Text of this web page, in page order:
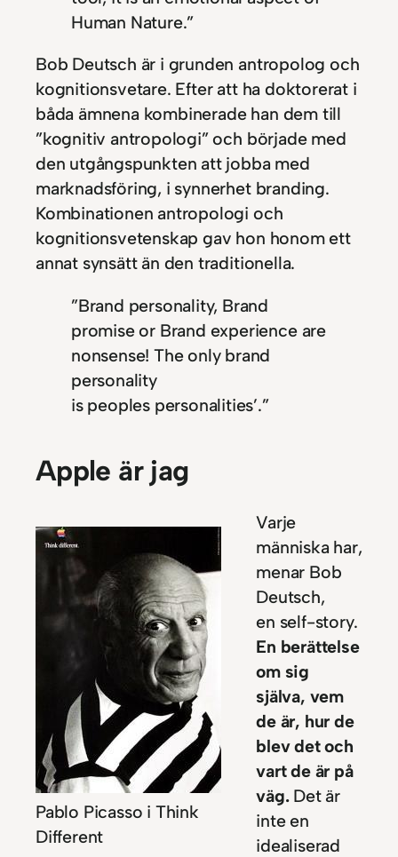
Human Nature.”
Bob Deutsch är i grunden antropolog och
kognitionsvetare. Efter att ha doktorerat i
båda ämnena kombinerade han dem till
”kognitiv antropologi” och började med
den utgångspunkten att jobba med
marknadsföring, i synnerhet branding.
Kombinationen antropologi och
kognitionsvetenskap gav hon honom ett
annat synsätt än den traditionella.
”Brand personality, Brand
promise or Brand experience are
nonsense! The only brand
personality
is peoples personalities’.”
Apple är jag
Pablo Picasso i Think
Different
Varje
människa har,
menar Bob
Deutsch,
en self-story.
En berättelse
om sig
själva, vem
de är, hur de
blev det och
vart de är på
väg. Det är
inte en
idealiserad